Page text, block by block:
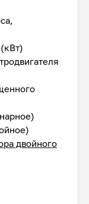
двойного